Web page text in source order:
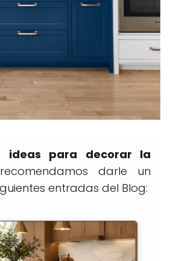
ideas para decorar la
darle un
entradas del Blog: